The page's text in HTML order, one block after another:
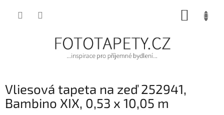
Vliesová tapeta na zeď 252941,
Bambino XIX, 0,53 x 10,05 m